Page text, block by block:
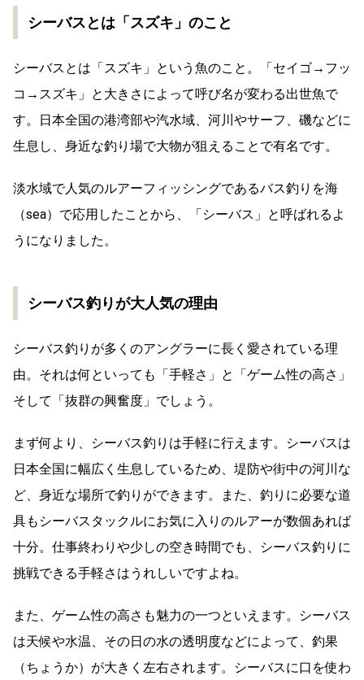
シーバスとは「スズキ」のこと
シーバスとは「スズキ」という魚のこと。「セイゴ→フッ
コ→スズキ」と大きさによって呼び名が変わる出世魚で
す。日本全国の港湾部や汽水域、河川やサーフ、磯などに
生息し、身近な釣り場で大物が狙えることで有名です。
淡水域で人気のルアーフィッシングであるバス釣りを海
（sea）で応用したことから、「シーバス」と呼ばれるよ
うになりました。
シーバス釣りが大人気の理由
シーバス釣りが多くのアングラーに長く愛されている理
由。それは何といっても「手軽さ」と「ゲーム性の高さ」
そして「抜群の興奮度」でしょう。
まず何より、シーバス釣りは手軽に行えます。シーバスは
日本全国に幅広く生息しているため、堤防や街中の河川な
ど、身近な場所で釣りができます。また、釣りに必要な道
具もシーバスタックルにお気に入りのルアーが数個あれば
十分。仕事終わりや少しの空き時間でも、シーバス釣りに
挑戦できる手軽さはうれしいですよね。
また、ゲーム性の高さも魅力の一つといえます。シーバス
は天候や水温、その日の水の透明度などによって、釣果
（ちょうか）が大きく左右されます。シーバスに口を使わ